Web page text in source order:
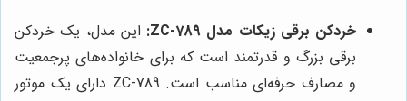
خردکن برقی زیکات مدل ZC-789:
این مدل، یک خردکن
برقی بزرگ و قدرتمند است که برای خانواده‌های پرجمعیت
و مصارف حرفه‌ای مناسب است. ZC-789 دارای یک موتور